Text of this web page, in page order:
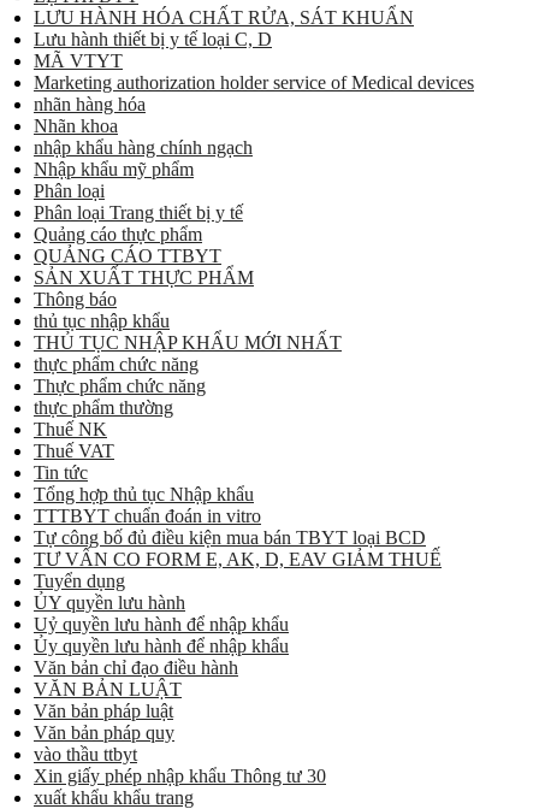
LƯU HÀNH HÓA CHẤT RỬA, SÁT KHUẨN
Lưu hành thiết bị y tế loại C, D
MÃ VTYT
Marketing authorization holder service of Medical devices
nhãn hàng hóa
Nhãn khoa
nhập khẩu hàng chính ngạch
Nhập khẩu mỹ phẩm
Phân loại
Phân loại Trang thiết bị y tế
Quảng cáo thực phẩm
QUẢNG CÁO TTBYT
SẢN XUẤT THỰC PHẨM
Thông báo
thủ tục nhập khẩu
THỦ TỤC NHẬP KHẨU MỚI NHẤT
thực phẩm chức năng
Thực phẩm chức năng
thực phẩm thường
Thuế NK
Thuế VAT
Tin tức
Tổng hợp thủ tục Nhập khẩu
TTTBYT chuẩn đoán in vitro
Tự công bố đủ điều kiện mua bán TBYT loại BCD
TƯ VẤN CO FORM E, AK, D, EAV GIẢM THUẾ
Tuyển dụng
ỦY quyền lưu hành
Uỷ quyền lưu hành để nhập khẩu
Ủy quyền lưu hành để nhập khẩu
Văn bản chỉ đạo điều hành
VĂN BẢN LUẬT
Văn bản pháp luật
Văn bản pháp quy
vào thầu ttbyt
Xin giấy phép nhập khẩu Thông tư 30
xuất khẩu khẩu trang